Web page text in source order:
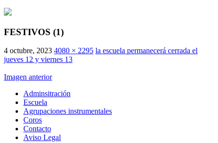
FESTIVOS (1)
4 octubre, 2023 4080 × 2295 la escuela permanecerá cerrada el
jueves 12 y viernes 13
Imagen anterior
Adminsitración
Escuela
Agrupaciones instrumentales
Coros
Contacto
Aviso Legal